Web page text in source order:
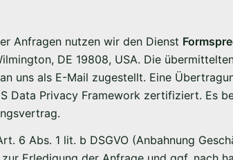
Anfragen nutzen wir den Dienst
DE 19808, USA. Die
uns als E-Mail zugestellt. Eine
Data Privacy Framework zertifiziert. Es
6 Abs. 1 lit. b DSGVO (Anbahnung